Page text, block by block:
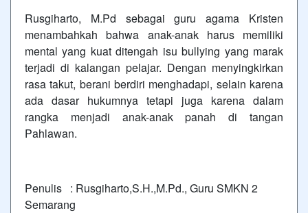
Rusgiharto, M.Pd sebagai guru agama Kristen
menambahkah bahwa anak-anak harus memiliki
mental yang kuat ditengah isu bullying yang marak
terjadi di kalangan pelajar. Dengan menyingkirkan
rasa takut, berani berdiri menghadapi, selain karena
ada dasar hukumnya tetapi juga karena dalam
rangka menjadi anak-anak panah di tangan
Pahlawan.
Penulis : Rusgiharto,S.H.,M.Pd., Guru SMKN 2
Semarang